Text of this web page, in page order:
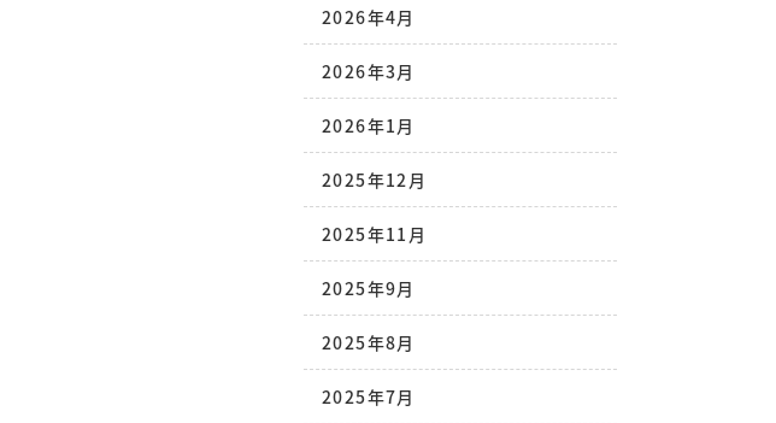
2026年4月
2026年3月
2026年1月
2025年12月
2025年11月
2025年9月
2025年8月
2025年7月